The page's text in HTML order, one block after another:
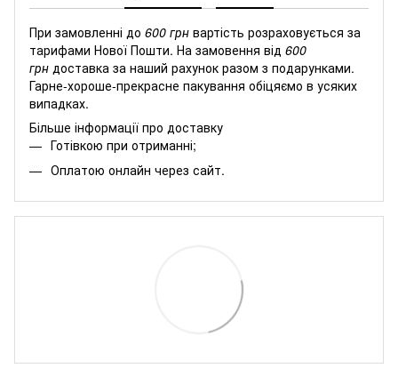
При замовленні до 600 грн вартість розраховується за
тарифами Нової Пошти. На замовення від 600
грн доставка за наший рахунок разом з подарунками.
Гарне-хороше-прекрасне пакування обіцяємо в усяких
випадках.
Більше інформації про доставку
Готівкою при отриманні;
Оплатою онлайн через сайт.